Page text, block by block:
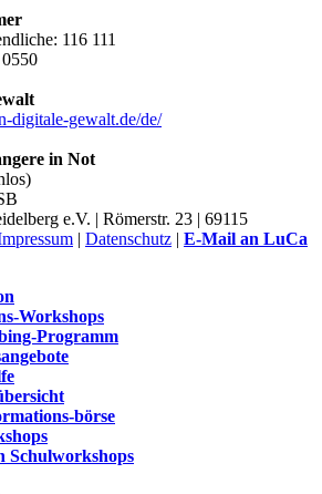
116 111
digitale-gewalt.de/de/
in Not
e.V. | Römerstr. 23 | 69115
| Datenschutz | E-Mail an LuCa
Workshops
Programm
börse
Schulworkshops